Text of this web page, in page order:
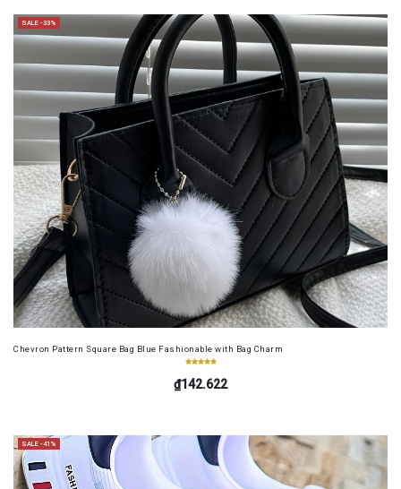
SALE -33%
Chevron Pattern Square Bag Blue Fashionable with Bag Charm
₫142.622
SALE -41%